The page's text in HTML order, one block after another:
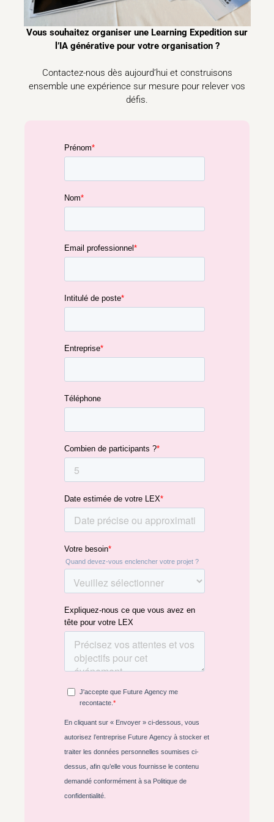
Vous souhaitez organiser une Learning Expedition sur
l’IA générative pour votre organisation ?
Contactez-nous dès aujourd’hui et construisons
ensemble une expérience sur mesure pour relever vos
défis.